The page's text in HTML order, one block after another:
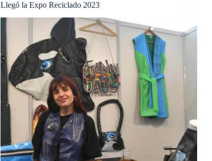
Llegó la Expo Reciclado 2023